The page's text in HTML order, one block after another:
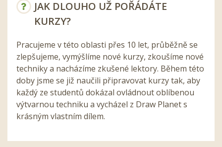
JAK DLOUHO UŽ POŘÁDÁTE
KURZY?
Pracujeme v této oblasti přes 10 let, průběžně se
zlepšujeme, vymýšlíme nové kurzy, zkoušíme nové
techniky a nacházíme zkušené lektory. Během této
doby jsme se již naučili připravovat kurzy tak, aby
každý ze studentů dokázal ovládnout oblíbenou
výtvarnou techniku a vycházel z Draw Planet s
krásným vlastním dílem.